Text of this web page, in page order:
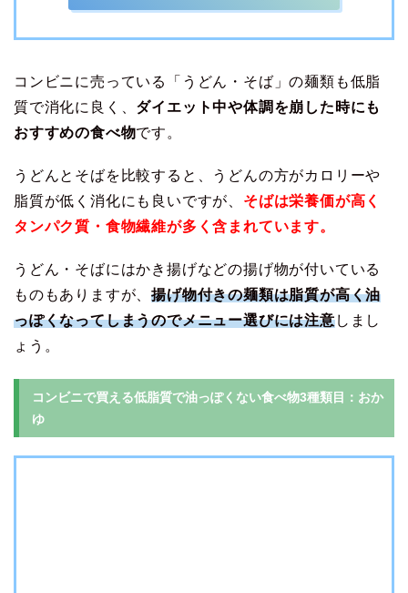
コンビニに売っている「うどん・そば」の麺類も低脂
質で消化に良く、 ダイエット中や体調を崩した時にも
おすすめの食べ物です。
うどんとそばを比較すると、うどんの方がカロリーや
脂質が低く消化にも良いですが、 そばは栄養価が高く
タンパク質・食物繊維が多く含まれています。
うどん・そばにはかき揚げなどの揚げ物が付いている
ものもありますが、揚げ物付きの麺類は脂質が高く油
っぽくなってしまうのでメニュー選びには注意しまし
ょう。
コンビニで買える低脂質で油っぽくない食べ物3種類目：おか
ゆ